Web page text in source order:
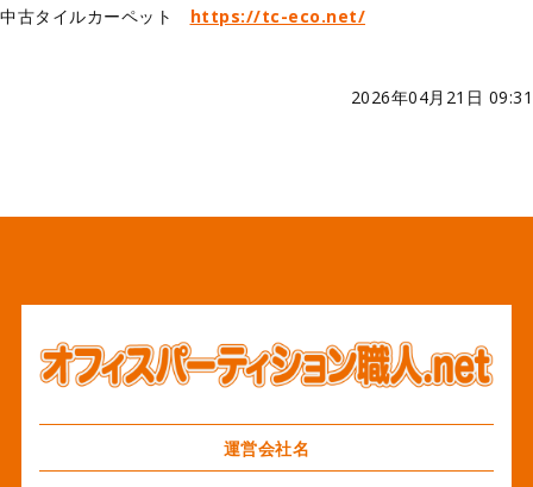
中古タイルカーペット https://tc-eco.net/
2026年04月21日 09:31
運営会社名